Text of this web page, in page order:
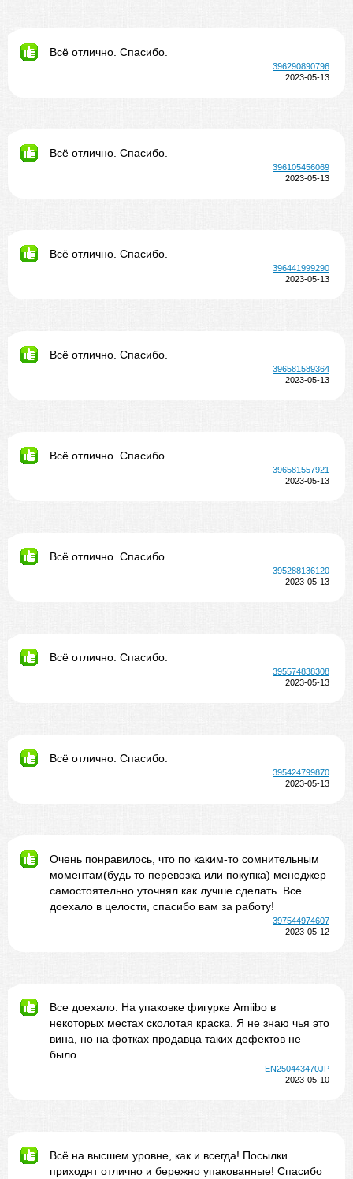
Всё отлично. Спасибо.
396290890796
2023-05-13
Всё отлично. Спасибо.
396105456069
2023-05-13
Всё отлично. Спасибо.
396441999290
2023-05-13
Всё отлично. Спасибо.
396581589364
2023-05-13
Всё отлично. Спасибо.
396581557921
2023-05-13
Всё отлично. Спасибо.
395288136120
2023-05-13
Всё отлично. Спасибо.
395574838308
2023-05-13
Всё отлично. Спасибо.
395424799870
2023-05-13
Очень понравилось, что по каким-то сомнительным
моментам(будь то перевозка или покупка) менеджер
самостоятельно уточнял как лучше сделать. Все
доехало в целости, спасибо вам за работу!
397544974607
2023-05-12
Все доехало. На упаковке фигурке Amiibo в
некоторых местах сколотая краска. Я не знаю чья это
вина, но на фотках продавца таких дефектов не
было.
EN250443470JP
2023-05-10
Всё на высшем уровне, как и всегда! Посылки
приходят отлично и бережно упакованные! Спасибо